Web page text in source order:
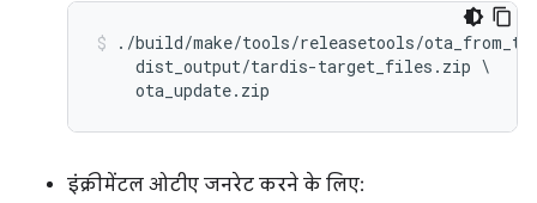
./build/make/tools/releasetools/
    dist_output/tardis-target_files.zip \
इंक्रीमेंटल ओटीए जनरेट करने के लिए: